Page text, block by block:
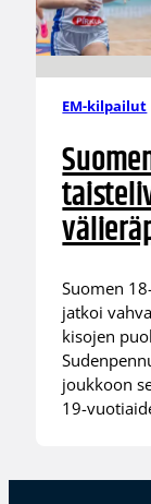
EM-kilpailut
Suomen
jatkoi
kisojen
joukkoon
19-